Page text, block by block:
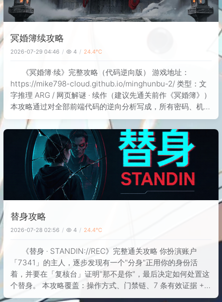
冥婚簿续攻略
2026-07-29 04:46 4 24.4℃
《冥婚簿·续》完整攻略（代码逆向版） 游戏地址：
https://mike798-cloud.github.io/minghunbu-2/ 类型：文
字推理 ARG / 网页解谜 · 续作（建议先通关前作《冥婚簿》）
本攻略通过对全部前端代码的逆向分析写成，所有密码、机关
答案、结局分支均从源码 ===
替身攻略
2026-07-28 02:56 4 24.4℃
《替身 · STANDIN://REC》完整通关攻略 你扮演账户
「7341」的主人，逐步发现有一个"分身"正用你的身份活
着，并要在「复核台」证明"那不是你"，最后决定如何处置这
个替身。 本攻略覆盖：操作方式、门禁链、7 条有效证据 + 6
条干扰项、3 处加密区块的解密线索、论坛搜索、日记 ROT1